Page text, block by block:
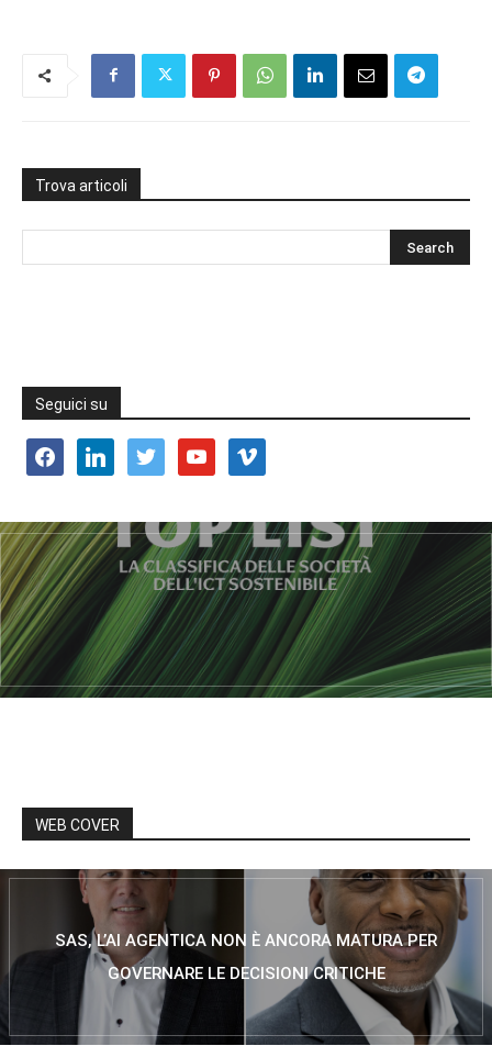
Trova articoli
Seguici su
facebooklinkedin twitter youtube vimeo
WEB COVER
SAS, L’AI AGENTICA NON È ANCORA MATURA PER
GOVERNARE LE DECISIONI CRITICHE